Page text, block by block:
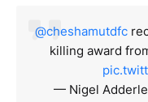
@cheshamutdfc
killing award
— Nigel